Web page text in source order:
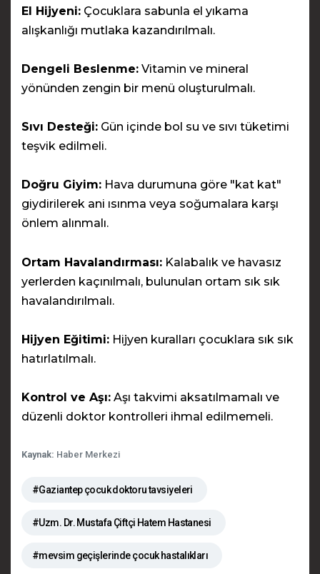
El Hijyeni: Çocuklara sabunla el yıkama
alışkanlığı mutlaka kazandırılmalı.
Dengeli Beslenme: Vitamin ve mineral
yönünden zengin bir menü oluşturulmalı.
Sıvı Desteği: Gün içinde bol su ve sıvı tüketimi
teşvik edilmeli.
Doğru Giyim: Hava durumuna göre "kat kat"
giydirilerek ani ısınma veya soğumalara karşı
önlem alınmalı.
Ortam Havalandırması: Kalabalık ve havasız
yerlerden kaçınılmalı, bulunulan ortam sık sık
havalandırılmalı.
Hijyen Eğitimi: Hijyen kuralları çocuklara sık sık
hatırlatılmalı.
Kontrol ve Aşı: Aşı takvimi aksatılmamalı ve
düzenli doktor kontrolleri ihmal edilmemeli.
Kaynak: Haber Merkezi
#Gaziantep çocuk doktoru tavsiyeleri
#Uzm. Dr. Mustafa Çiftçi Hatem Hastanesi
#mevsim geçişlerinde çocuk hastalıkları